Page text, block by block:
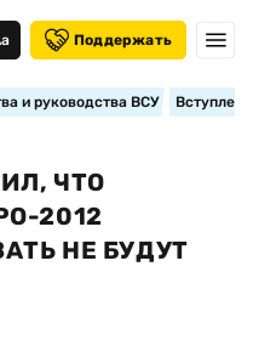
Поддержать
и руководства ВСУ
ЧТО
2012
НЕ БУДУТ